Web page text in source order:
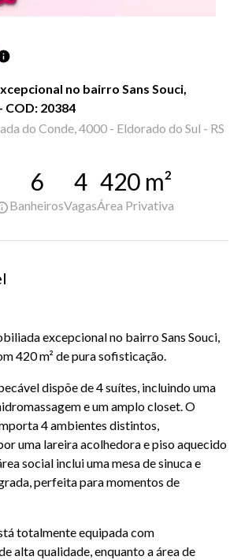
no bairro Sans Souci,
COD: 20384
do Conde, 4000 - Eldorado do Sul - RS
6
Banheiros
4
Vagas
420 m²
Área Privativa
excepcional no bairro Sans Souci,
420 m² de pura sofisticação.
dispõe de 4 suítes, incluindo uma
e um amplo closet. O
4 ambientes distintos,
uma lareira acolhedora e piso aquecido
social inclui uma mesa de sinuca e
perfeita para momentos de
totalmente equipada com
alta qualidade, enquanto a área de